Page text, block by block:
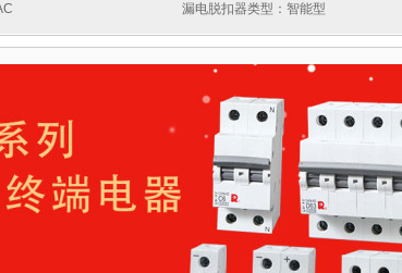
漏电脱扣器类型：智能型